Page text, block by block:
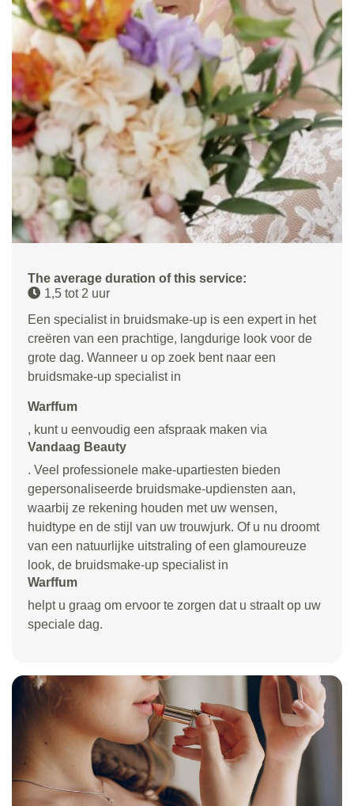
The average duration of this service:
1,5 tot 2 uur
Een specialist in bruidsmake-up is een expert in het
creëren van een prachtige, langdurige look voor de
grote dag. Wanneer u op zoek bent naar een
bruidsmake-up specialist in
Warffum
, kunt u eenvoudig een afspraak maken via
Vandaag Beauty
. Veel professionele make-upartiesten bieden
gepersonaliseerde bruidsmake-updiensten aan,
waarbij ze rekening houden met uw wensen,
huidtype en de stijl van uw trouwjurk. Of u nu droomt
van een natuurlijke uitstraling of een glamoureuze
look, de bruidsmake-up specialist in
Warffum
helpt u graag om ervoor te zorgen dat u straalt op uw
speciale dag.